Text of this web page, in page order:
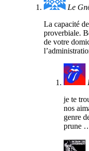
Le
La capacité
proverbiale.
de votre
je te
nos
genre
prune